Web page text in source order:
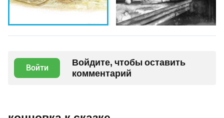
Войти
Войдите, чтобы оставить
комментарий